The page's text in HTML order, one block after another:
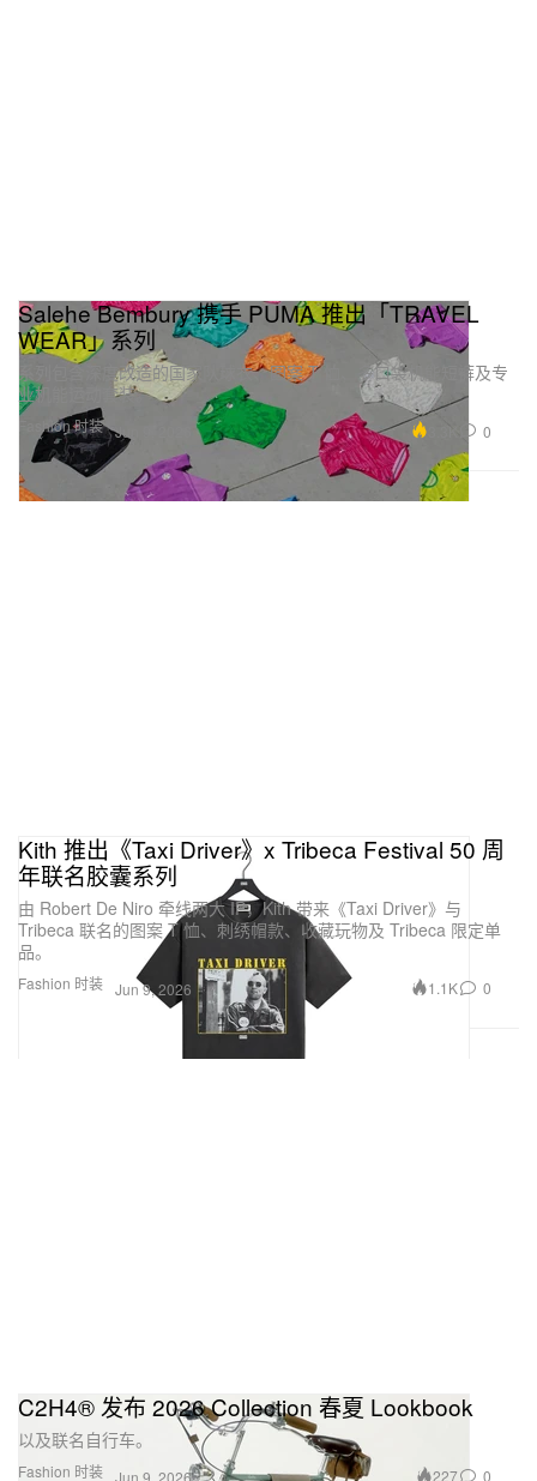
Fashion 时装
Salehe Bembury 携手 PUMA 推出「TRAVEL
WEAR」系列
系列包含深度改造的国家队球衣、图案 T 恤、多口袋机能短裤及专
业机能运动套装。
Jun 9, 2026 0
Fashion 时装
Kith 推出《Taxi Driver》x Tribeca Festival 50 周
年联名胶囊系列
由 Robert De Niro 牵线两大 IP，Kith 带来《Taxi Driver》与
Tribeca 联名的图案 T 恤、刺绣帽款、收藏玩物及 Tribeca 限定单
品。
Jun 9, 2026 1.1K 0
Fashion 时装
C2H4® 发布 2026 Collection 春夏 Lookbook
以及联名自行车。
Jun 9, 2026 227 0